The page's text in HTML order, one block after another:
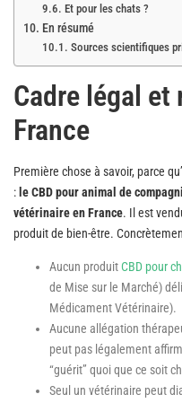
Et pour les chats ?
En résumé
Sources scientifiques
Cadre légal et
France
Première chose à savoir, parce
: le CBD pour animal de
vétérinaire en France. Il est
produit de bien-être.
Aucun produitCBD pour
de Mise sur le Marché)
Médicament Vétérinaire).
Aucune allégation
peut pas légalement
“guérit” quoi que ce soit
Seul un vétérinaire peut